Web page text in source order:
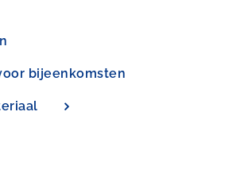
bijeenkomsten